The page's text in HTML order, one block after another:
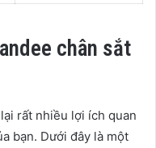
chân sắt
rất nhiều lợi ích quan
bạn. Dưới đây là một